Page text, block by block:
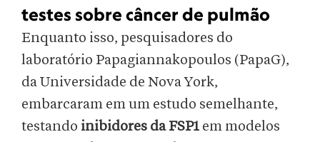
testes sobre câncer de pulmão
Enquanto isso, pesquisadores do
laboratório Papagiannakopoulos (PapaG),
da Universidade de Nova York,
embarcaram em um estudo semelhante,
testando inibidores da FSP1 em modelos